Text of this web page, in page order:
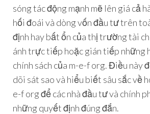
sóng tác động mạnh mẽ lên giá cả
hối đoái và dòng vốn đầu tư trên
định hay bất ổn của thị trường tài
ánh trực tiếp hoặc gián tiếp những
chính sách của m-e-f org. Điều này
dõi sát sao và hiểu biết sâu sắc về
e-f org để các nhà đầu tư và chính
những quyết định đúng đắn.